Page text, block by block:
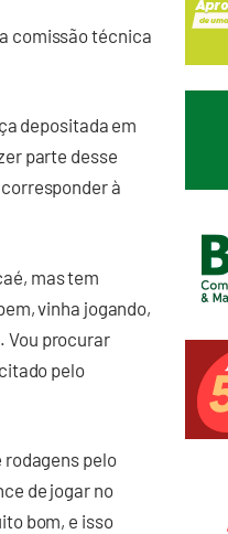
comissão técnica
depositada em
parte desse
à
mas tem
vinha jogando,
Vou procurar
pelo
pelo
de jogar no
bom, e isso